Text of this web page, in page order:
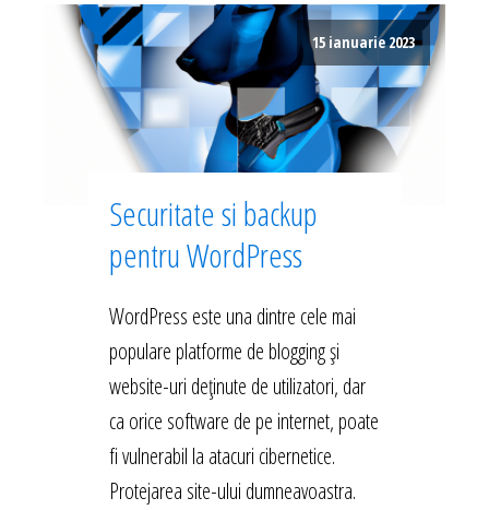
15 ianuarie 2023
Securitate si backup
pentru WordPress
WordPress este una dintre cele mai
populare platforme de blogging și
website-uri deținute de utilizatori, dar
ca orice software de pe internet, poate
fi vulnerabil la atacuri cibernetice.
Protejarea site-ului dumneavoastra.